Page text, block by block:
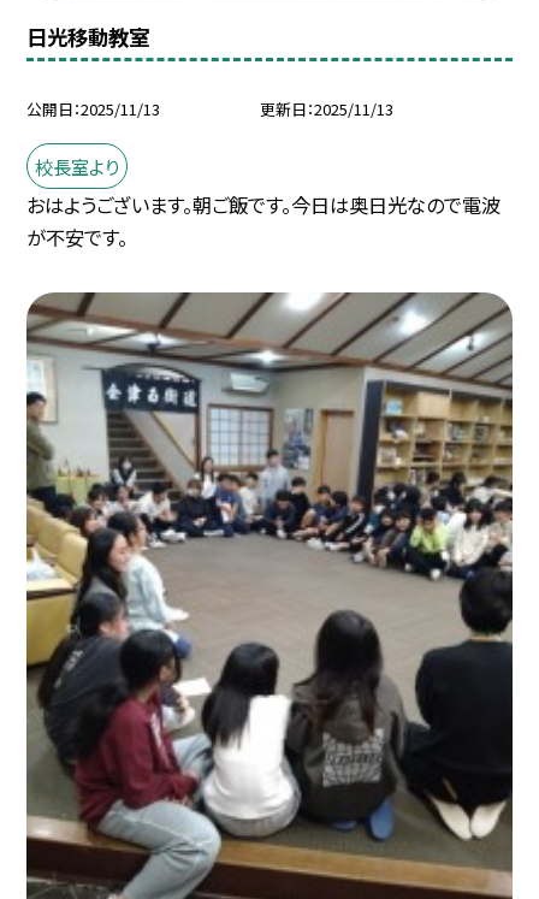
日光移動教室
公開日 2025/11/13 更新日 2025/11/13
校長室より
おはようございます。朝ご飯です。今日は奥日光なので電波
が不安です。